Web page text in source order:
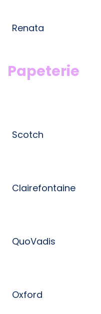
Renata
Papeterie
Scotch
Clairefontaine
QuoVadis
Oxford